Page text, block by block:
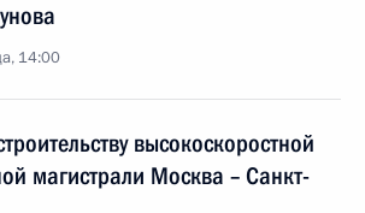
14:00
высокоскоростной
магистрали Москва – Санкт-